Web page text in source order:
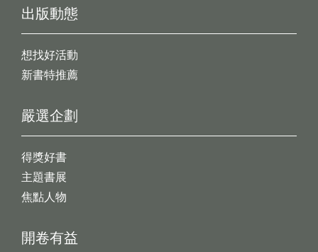
出版動態
想找好活動
新書特推薦
開卷有益
嚴選企劃
得獎好書
主題書展
焦點人物